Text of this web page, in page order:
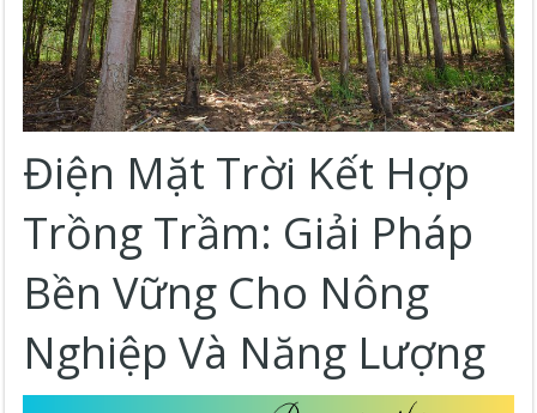
Điện Mặt Trời Kết Hợp
Trồng Trầm: Giải Pháp
Bền Vững Cho Nông
Nghiệp Và Năng Lượng